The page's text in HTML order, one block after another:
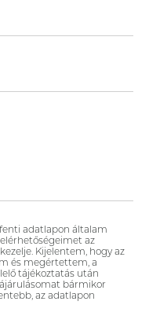
adatlapon általam
az
Kijelentem, hogy az
és megértettem, a
tájékoztatás után
bármikor
az adatlapon